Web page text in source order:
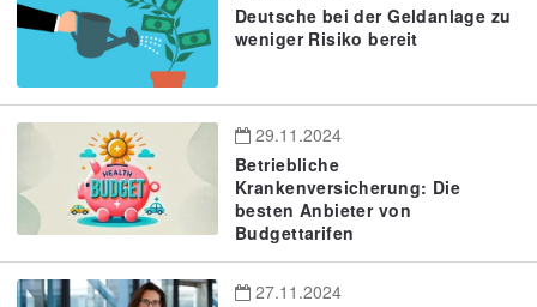
Deutsche bei der Geldanlage zu
weniger Risiko bereit
29.11.2024
Betriebliche
Krankenversicherung: Die
besten Anbieter von
Budgettarifen
27.11.2024